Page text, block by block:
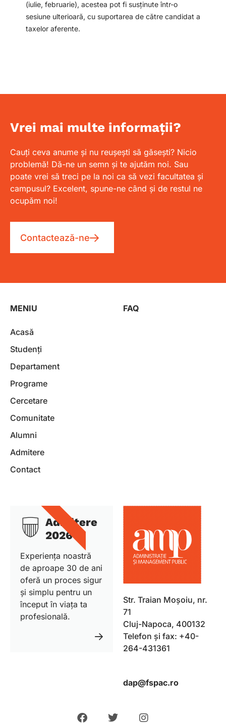
(iulie, februarie), acestea pot fi susținute într-o
sesiune ulterioară, cu suportarea de către candidat a
taxelor aferente.
Vrei mai multe informații?
Cauți ceva anume și nu reușești să găsești? Nicio
problemă! Dă-ne un semn și te ajutăm noi. Sau
poate vrei să treci pe la noi ca să vezi facultatea și
campusul? Excelent, spune-ne când și de restul ne
ocupăm noi!
Contactează-ne
MENIU
Acasă
Studenți
Departament
Programe
Cercetare
Comunitate
Alumni
Admitere
Contact
FAQ
Admitere
2026
Experiența noastră
de aproape 30 de ani
oferă un proces sigur
și simplu pentru un
început în viața ta
profesională.
DETALII
Str. Traian Moșoiu, nr.
71
Cluj-Napoca, 400132
Telefon și fax: +40-
264-431361
dap@fspac.ro